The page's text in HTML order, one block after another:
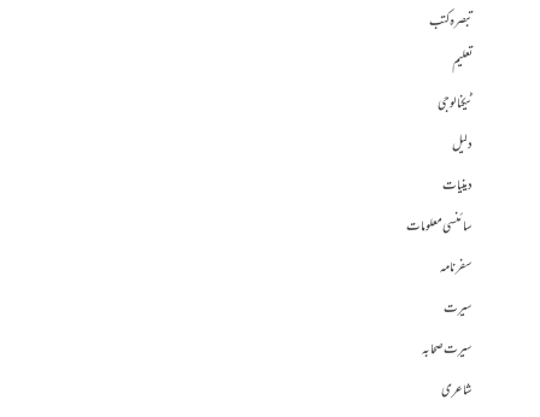
تبصرہ کتب
تعلیم
ٹیکنالوجی
دلیل
دینیات
سائنسی معلومات
سفرنامہ
سیرت
سیرت صحابہ
شاعری